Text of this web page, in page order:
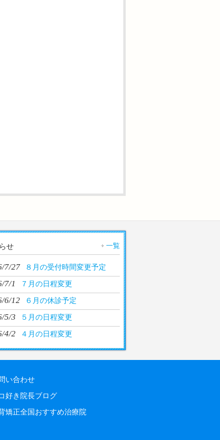
せ 一覧
7/27 ８月の受付時間変更予定
7/1 ７月の日程変更
6/12 ６月の休診予定
5/3 ５月の日程変更
4/2 ４月の日程変更
い合わせ
好き院長ブログ
矯正全国おすすめ治療院